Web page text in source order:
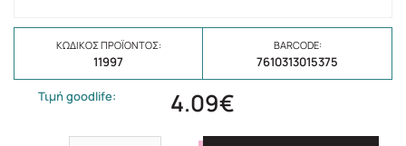
ΚΩΔΙΚΌΣ ΠΡΟΪΌΝΤΟΣ:
11997
BARCODE:
7610313015375
Τιμή goodlife: 4.09€